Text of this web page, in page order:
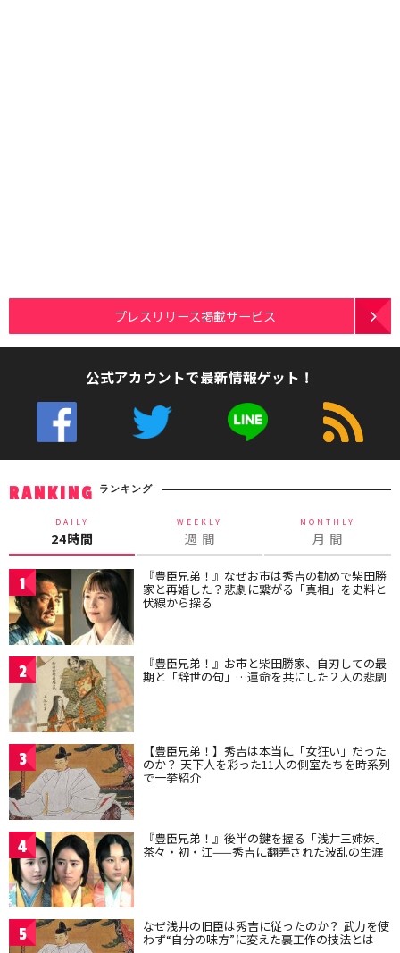
プレスリリース掲載サービス
公式アカウントで最新情報ゲット！
RANKING ランキング
DAILY
24時間
WEEKLY
週 間
MONTHLY
月 間
1 『豊臣兄弟！』なぜお市は秀吉の勧めで柴田勝
家と再婚した？悲劇に繋がる「真相」を史料と
伏線から探る
2 『豊臣兄弟！』お市と柴田勝家、自刃しての最
期と「辞世の句」…運命を共にした２人の悲劇
3 【豊臣兄弟！】秀吉は本当に「女狂い」だった
のか？ 天下人を彩った11人の側室たちを時系列
で一挙紹介
4 『豊臣兄弟！』後半の鍵を握る「浅井三姉妹」
茶々・初・江——秀吉に翻弄された波乱の生涯
5 なぜ浅井の旧臣は秀吉に従ったのか？ 武力を使
わず“自分の味方”に変えた裏工作の技法とは